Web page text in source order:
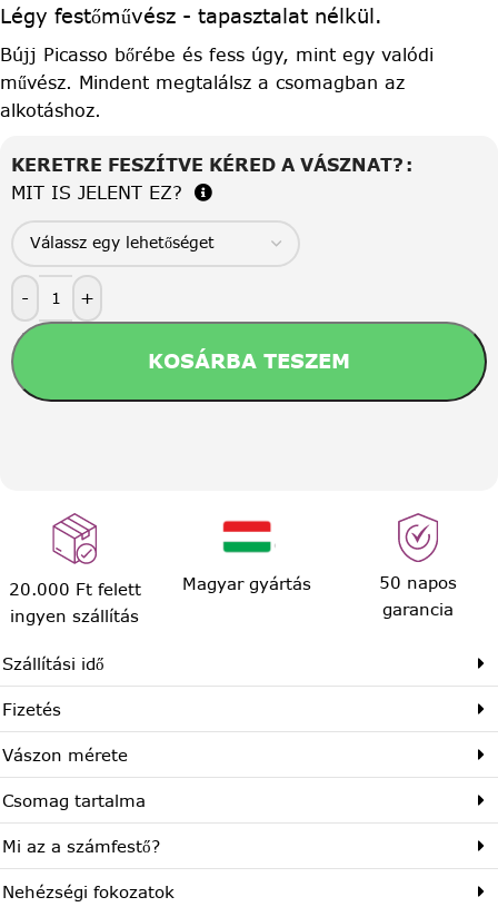
Légy festőművész - tapasztalat nélkül.
Bújj Picasso bőrébe és fess úgy, mint egy valódi
művész. Mindent megtalálsz a csomagban az
alkotáshoz.
KERETRE FESZÍTVE KÉRED A VÁSZNAT?
MIT IS JELENT EZ?
- +
KOSÁRBA TESZEM
20.000 Ft felett
ingyen szállítás
Magyar gyártás
50 napos
garancia
Szállítási idő
Fizetés
Vászon mérete
Csomag tartalma
Mi az a számfestő?
Nehézségi fokozatok